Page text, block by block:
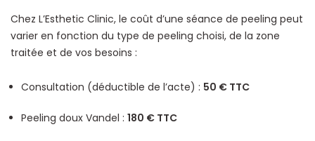
Chez L’Esthetic Clinic, le coût d’une séance de peeling peut
varier en fonction du type de peeling choisi, de la zone
traitée et de vos besoins :
Consultation (déductible de l’acte) : 50 € TTC
Peeling doux Vandel : 180 € TTC